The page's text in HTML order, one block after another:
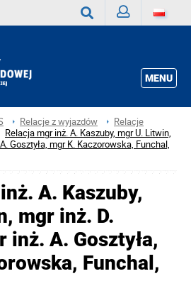
MENU
Relacje z wyjazdów
Relacje
Relacja mgr inż. A. Kaszuby, mgr U. Litwin,
Gosztyła, mgr K. Kaczorowska, Funchal,
A. Kaszuby,
mgr inż. D.
inż. A. Gosztyła,
Funchal,